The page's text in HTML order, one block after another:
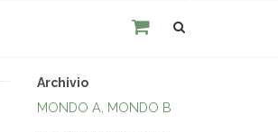
Archivio
MONDO A, MONDO B